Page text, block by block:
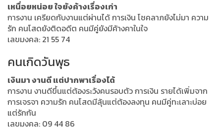
เหนื่อยหน่อย ใจยังค้างเรื่องเก่า
การงาน เครียดกับงานแต่ผ่านได้ การเงิน โชคลาภยังไม่มา ความ
รัก คนโสดยังติดอดีต คนมีคู่ยังมีค้างคาในใจ
เลขมงคล: 21 55 74
คนเกิดวันพุธ
เงินมา งานดี แต่ปากพาเรื่องได้
การงาน งานดีขึ้นแต่ต้องระวังคนรอบตัว การเงิน รายได้เพิ่มจาก
การเจรจา ความรัก คนโสดมีลุ้นแต่ต้องลงทุน คนมีคู่ทะเลาะบ่อย
แต่รักกัน
เลขมงคล: 09 44 86